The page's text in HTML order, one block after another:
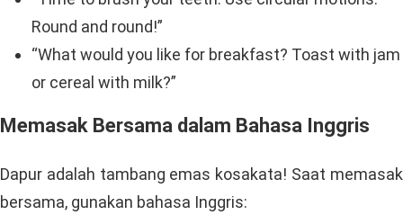
Round and round!”
“What would you like for breakfast? Toast with jam
or cereal with milk?”
Memasak Bersama dalam Bahasa Inggris
Dapur adalah tambang emas kosakata! Saat memasak
bersama, gunakan bahasa Inggris: